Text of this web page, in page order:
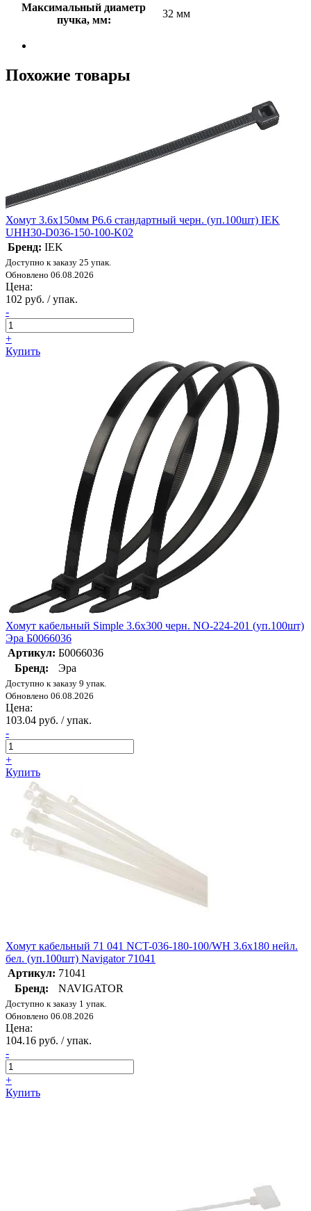
Максимальный диаметр
пучка, мм:
32 мм
Похожие товары
Хомут 3.6х150мм P6.6 стандартный черн. (уп.100шт) IEK
UHH30-D036-150-100-K02
Бренд: IEK
Доступно к заказу 25 упак.
Обновлено 06.08.2026
Цена:
102 руб. / упак.
-
+
Купить
Хомут кабельный Simple 3.6х300 черн. NO-224-201 (уп.100шт)
Эра Б0066036
Артикул: Б0066036
Бренд:
Эра
Доступно к заказу 9 упак.
Обновлено 06.08.2026
Цена:
103.04 руб. / упак.
-
+
Купить
Хомут кабельный 71 041 NCT-036-180-100/WH 3.6х180 нейл.
бел. (уп.100шт) Navigator 71041
Артикул: 71041
Бренд:
NAVIGATOR
Доступно к заказу 1 упак.
Обновлено 06.08.2026
Цена:
104.16 руб. / упак.
-
+
Купить